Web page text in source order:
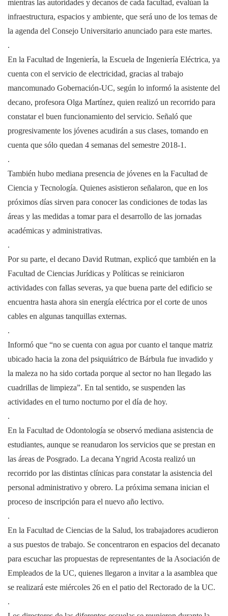
mientras las autoridades y decanos de cada facultad, evalúan la
infraestructura, espacios y ambiente, que será uno de los temas de
la agenda del Consejo Universitario anunciado para este martes.
.
En la Facultad de Ingeniería, la Escuela de Ingeniería Eléctrica, ya
cuenta con el servicio de electricidad, gracias al trabajo
mancomunado Gobernación-UC, según lo informó la asistente del
decano, profesora Olga Martínez, quien realizó un recorrido para
constatar el buen funcionamiento del servicio. Señaló que
progresivamente los jóvenes acudirán a sus clases, tomando en
cuenta que sólo quedan 4 semanas del semestre 2018-1.
.
También hubo mediana presencia de jóvenes en la Facultad de
Ciencia y Tecnología. Quienes asistieron señalaron, que en los
próximos días sirven para conocer las condiciones de todas las
áreas y las medidas a tomar para el desarrollo de las jornadas
académicas y administrativas.
.
Por su parte, el decano David Rutman, explicó que también en la
Facultad de Ciencias Jurídicas y Políticas se reiniciaron
actividades con fallas severas, ya que buena parte del edificio se
encuentra hasta ahora sin energía eléctrica por el corte de unos
cables en algunas tanquillas externas.
.
Informó que “no se cuenta con agua por cuanto el tanque matriz
ubicado hacia la zona del psiquiátrico de Bárbula fue invadido y
la maleza no ha sido cortada porque al sector no han llegado las
cuadrillas de limpieza”. En tal sentido, se suspenden las
actividades en el turno nocturno por el día de hoy.
.
En la Facultad de Odontología se observó mediana asistencia de
estudiantes, aunque se reanudaron los servicios que se prestan en
las áreas de Posgrado. La decana Yngrid Acosta realizó un
recorrido por las distintas clínicas para constatar la asistencia del
personal administrativo y obrero. La próxima semana inician el
proceso de inscripción para el nuevo año lectivo.
.
En la Facultad de Ciencias de la Salud, los trabajadores acudieron
a sus puestos de trabajo. Se concentraron en espacios del decanato
para escuchar las propuestas de representantes de la Asociación de
Empleados de la UC, quienes llegaron a invitar a la asamblea que
se realizará este miércoles 26 en el patio del Rectorado de la UC.
.